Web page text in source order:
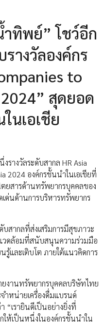
ำทิพย์” โชว์อีก
างวัลองค์กร
to
สุดยอด
นเอเชีย
รางวัลระดับสากล HR Asia
2024 องค์กรชั้นนำในเอเชียที่
ยสารด้านทรัพยากรบุคคลของ
ด่นด้านการบริหารทรัพยากร
สากลที่ส่งเสริมการมีสุขภาวะ
ดล้อมที่สนับสนุนความร่วมมือ
รู้และเติบโต ภายใต้แนวคิดการ
งานทรัพยากรบุคคลบริษัทไทย
ำหน่ายเครื่องดื่มแบรนด์
“เรายินดีเป็นอย่างยิ่งที่
ให้เป็นหนึ่งในองค์กรชั้นนำใน